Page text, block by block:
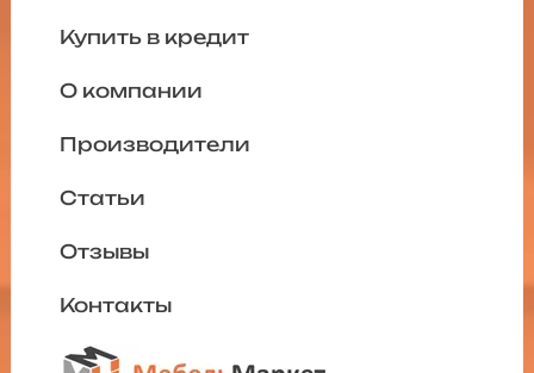
Купить в кредит
О компании
Производители
Статьи
Отзывы
Контакты